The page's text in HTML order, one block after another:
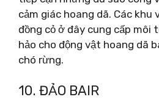
cảm giác hoang dã. Các khu
đồng cỏ ở đây cung cấp môi
hảo cho động vật hoang dã
chó rừng.
10. ĐẢO BAIR